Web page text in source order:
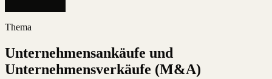
Thema
Unternehmensankäufe und
Unternehmensverkäufe (M&A)